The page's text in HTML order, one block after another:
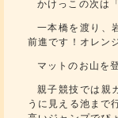
かけっこの次は
一本橋を渡り、
前進です！オレン
マットのお山を
親子競技では親
うに見える池まで